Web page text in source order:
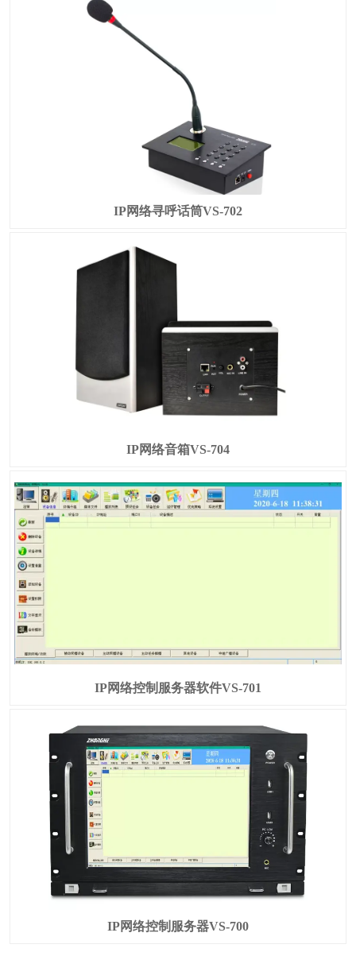
IP网络寻呼话筒VS-702
IP网络音箱VS-704
IP网络控制服务器软件VS-701
IP网络控制服务器VS-700